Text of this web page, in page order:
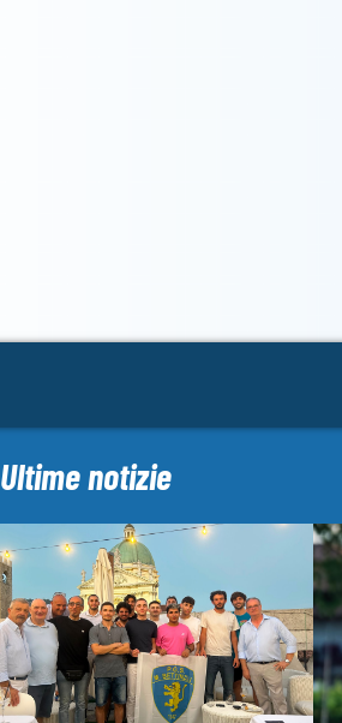
Ultime notizie